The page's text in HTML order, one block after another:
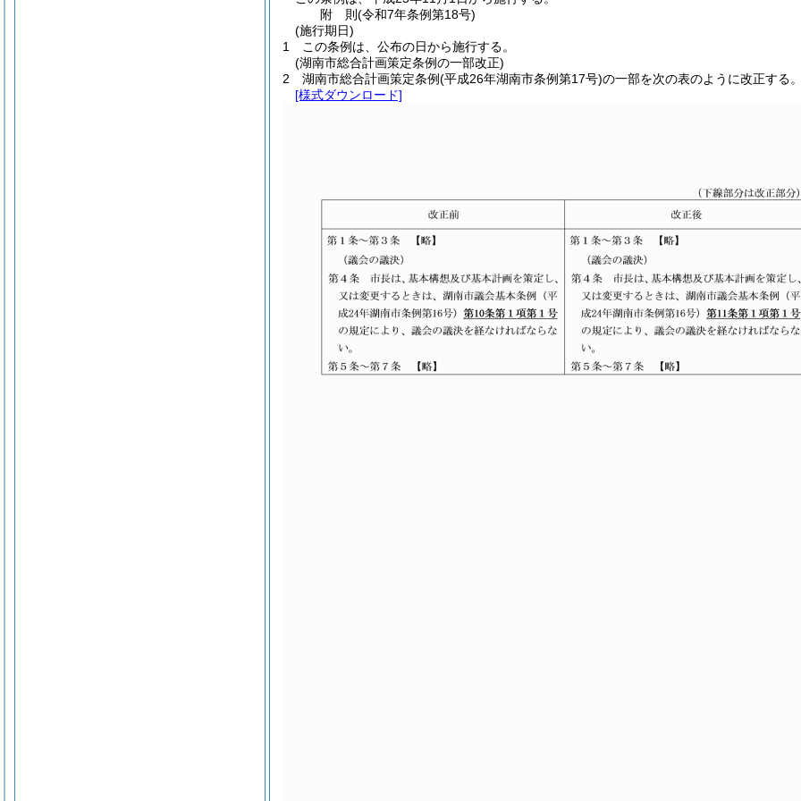
附 則(令和7年条例第18号)
(施行期日)
1
この条例は、公布の日から施行する。
(湖南市総合計画策定条例の一部改正)
2
湖南市総合計画策定条例(平成26年湖南市条例第17号)の一部を次の表のように改正する
[様式ダウンロード]